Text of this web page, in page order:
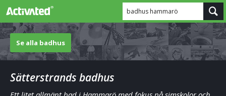
badhus hammarö
Se alla badhus
Sätterstrands badhus